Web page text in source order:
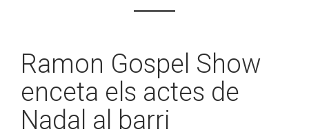
Ramon Gospel Show
enceta els actes de
Nadal al barri